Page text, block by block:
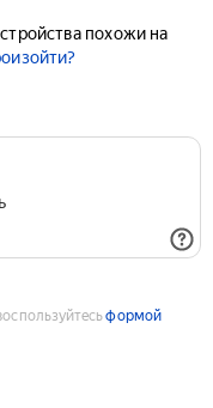
похожи на
формой